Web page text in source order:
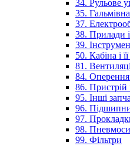
34. Рульове
35.
37.
38. Прилади
39.
50. Кабіна і
81.
84. Оперення
86.
95. Інші
96.
97.
98.
99. Фільтри